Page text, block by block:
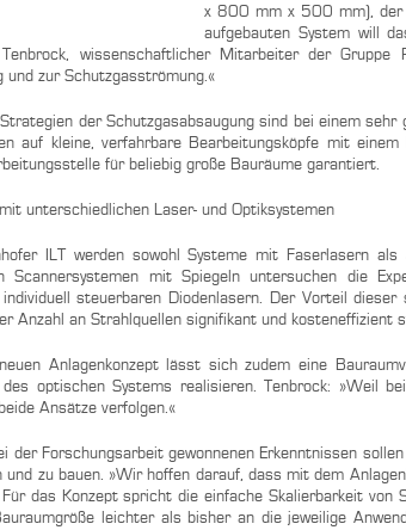
x 800 mm x 500 mm), der
aufgebauten System will
wissenschaftlicher Mitarbeiter der
und zur Schutzgasströmung.«
der Schutzgasabsaugung sind bei einem
auf kleine, verfahrbare Bearbeitungsköpfe mit
für beliebig große Bauräume garantiert.
unterschiedlichen Laser- und Optiksystemen
ILT werden sowohl Systeme mit Faserlasern
Scannersystemen mit Spiegeln untersuchen die
steuerbaren Diodenlasern. Der Vorteil
Anzahl an Strahlquellen signifikant und kosteneffizient
Anlagenkonzept lässt sich zudem eine
des optischen Systems realisieren. Tenbrock: »Weil
Ansätze verfolgen.«
der Forschungsarbeit gewonnenen Erkenntnissen
und zu bauen. »Wir hoffen darauf, dass mit dem
Für das Konzept spricht die einfache Skalierbarkeit
leichter als bisher an die jeweilige